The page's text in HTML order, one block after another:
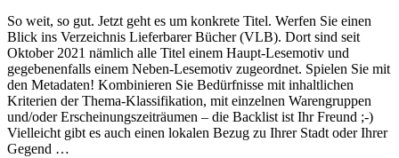
So weit, so gut. Jetzt geht es um konkrete Titel. Werfen Sie einen
Blick ins Verzeichnis Lieferbarer Bücher (VLB). Dort sind seit
Oktober 2021 nämlich alle Titel einem Haupt-Lesemotiv und
gegebenenfalls einem Neben-Lesemotiv zugeordnet. Spielen Sie mit
den Metadaten! Kombinieren Sie Bedürfnisse mit inhaltlichen
Kriterien der Thema-Klassifikation, mit einzelnen Warengruppen
und/oder Erscheinungszeiträumen – die Backlist ist Ihr Freund ;-)
Vielleicht gibt es auch einen lokalen Bezug zu Ihrer Stadt oder Ihrer
Gegend …